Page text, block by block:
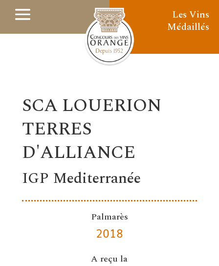
Les Vins
Médaillés
SCA LOUERION
TERRES
D'ALLIANCE
IGP Mediterranée
Palmarès
2018
A reçu la